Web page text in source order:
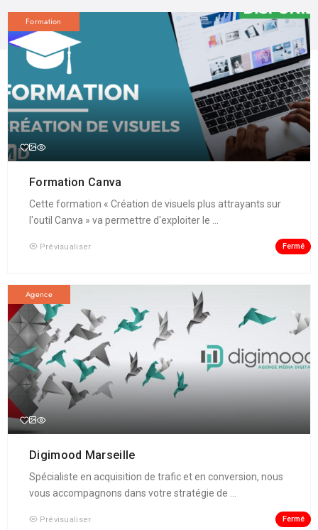
Formation
Formation Canva
Cette formation « Création de visuels plus attrayants sur
l'outil Canva » va permettre d'exploiter le ...
Prévisualiser Fermé
Agence
Digimood Marseille
Spécialiste en acquisition de trafic et en conversion, nous
vous accompagnons dans votre stratégie de ...
Prévisualiser Fermé